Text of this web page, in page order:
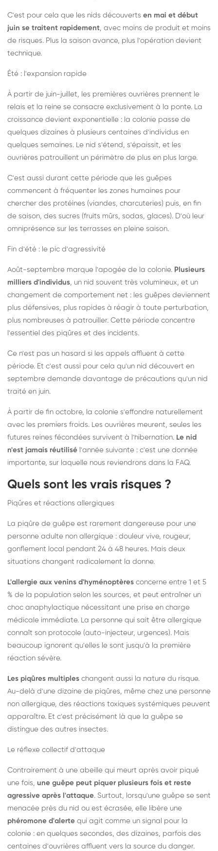
C'est pour cela que les nids découverts en mai et début
juin se traitent rapidement, avec moins de produit et moins
de risques. Plus la saison avance, plus l'opération devient
technique.
Été : l'expansion rapide
À partir de juin-juillet, les premières ouvrières prennent le
relais et la reine se consacre exclusivement à la ponte. La
croissance devient exponentielle : la colonie passe de
quelques dizaines à plusieurs centaines d'individus en
quelques semaines. Le nid s'étend, s'épaissit, et les
ouvrières patrouillent un périmètre de plus en plus large.
C'est aussi durant cette période que les guêpes
commencent à fréquenter les zones humaines pour
chercher des protéines (viandes, charcuteries) puis, en fin
de saison, des sucres (fruits mûrs, sodas, glaces). D'où leur
omniprésence sur les terrasses en pleine saison.
Fin d'été : le pic d'agressivité
Août-septembre marque l'apogée de la colonie. Plusieurs
milliers d'individus, un nid souvent très volumineux, et un
changement de comportement net : les guêpes deviennent
plus défensives, plus rapides à réagir à toute perturbation,
plus nombreuses à patrouiller. Cette période concentre
l'essentiel des piqûres et des incidents.
Ce n'est pas un hasard si les appels affluent à cette
période. Et c'est aussi pour cela qu'un nid découvert en
septembre demande davantage de précautions qu'un nid
traité en juin.
À partir de fin octobre, la colonie s'effondre naturellement
avec les premiers froids. Les ouvrières meurent, seules les
futures reines fécondées survivent à l'hibernation. Le nid
n'est jamais réutilisé l'année suivante : c'est une donnée
importante, sur laquelle nous reviendrons dans la FAQ.
Quels sont les vrais risques ?
Piqûres et réactions allergiques
La piqûre de guêpe est rarement dangereuse pour une
personne adulte non allergique : douleur vive, rougeur,
gonflement local pendant 24 à 48 heures. Mais deux
situations changent radicalement la donne.
L'allergie aux venins d'hyménoptères concerne entre 1 et 5
% de la population selon les sources, et peut entraîner un
choc anaphylactique nécessitant une prise en charge
médicale immédiate. La personne qui sait être allergique
connaît son protocole (auto-injecteur, urgences). Mais
beaucoup ignorent qu'elles le sont jusqu'à la première
réaction sévère.
Les piqûres multiples changent aussi la nature du risque.
Au-delà d'une dizaine de piqûres, même chez une personne
non allergique, des réactions toxiques systémiques peuvent
apparaître. Et c'est précisément là que la guêpe se
distingue des autres insectes.
Le réflexe collectif d'attaque
Contrairement à une abeille qui meurt après avoir piqué
une fois, une guêpe peut piquer plusieurs fois et reste
agressive après l'attaque. Surtout, lorsqu'une guêpe se sent
menacée près du nid ou est écrasée, elle libère une
phéromone d'alerte qui agit comme un signal pour la
colonie : en quelques secondes, des dizaines, parfois des
centaines d'ouvrières affluent vers la source du danger.